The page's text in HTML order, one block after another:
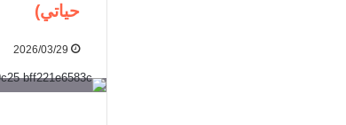
حياتي)
2026/03/29